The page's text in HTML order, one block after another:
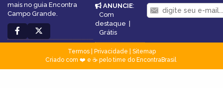
mais no guia Encontra
Campo Grande.
ANUNCIE:
Com
destaque |
Grátis
Termos| Privacidade
Sitemap
Criado com ❤️ e ☕ pelo time do EncontraBrasil